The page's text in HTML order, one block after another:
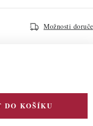
Možnosti
DO KOŠÍKU